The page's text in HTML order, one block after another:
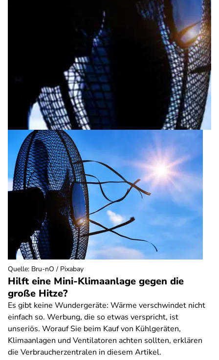
Hilft eine Mini-Klimaanlage gegen die
große Hitze?
Es gibt keine Wundergeräte: Wärme verschwindet nicht
einfach so. Werbung, die so etwas verspricht, ist
unseriös. Worauf Sie beim Kauf von Kühlgeräten,
Klimaanlagen und Ventilatoren achten sollten, erklären
die Verbraucherzentralen in diesem Artikel.
Quelle: Bru-nO / Pixabay